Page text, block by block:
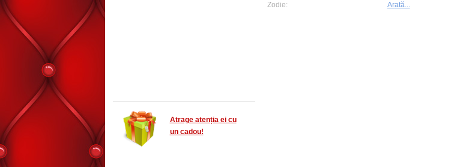
Atrage atenția ei cu
un cadou!
Zodie: Arată...